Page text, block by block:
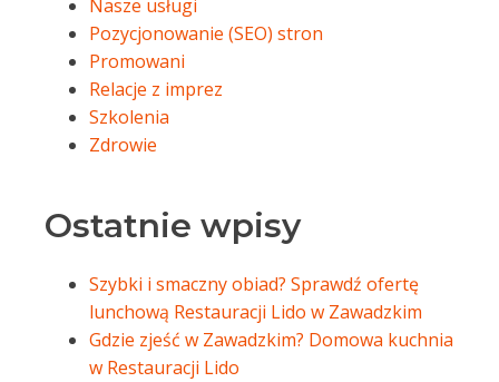
Nasze usługi
Pozycjonowanie (SEO) stron
Promowani
Relacje z imprez
Szkolenia
Zdrowie
Ostatnie wpisy
Szybki i smaczny obiad? Sprawdź ofertę
lunchową Restauracji Lido w Zawadzkim
Gdzie zjeść w Zawadzkim? Domowa kuchnia
w Restauracji Lido